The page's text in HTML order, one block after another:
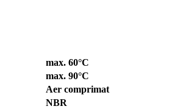
max. 60°C
max. 90°C
Aer comprimat
NBR